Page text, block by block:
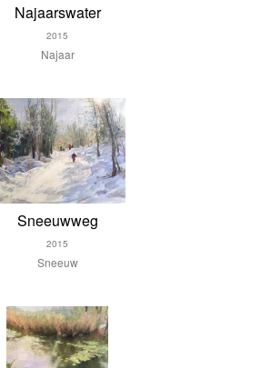
Najaarswater
2015
Najaar
Sneeuwweg
2015
Sneeuw